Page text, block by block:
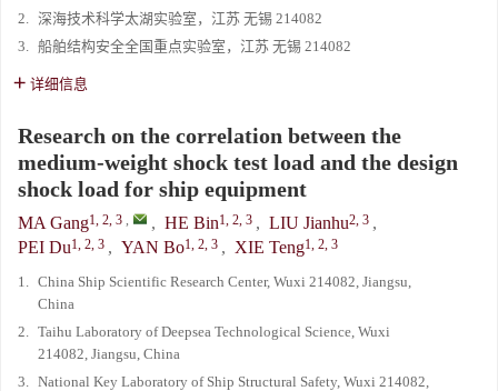
2. 深海技术科学太湖实验室，江苏 无锡 214082
3. 船舶结构安全全国重点实验室，江苏 无锡 214082
详细信息
Research on the correlation between the
medium-weight shock test load and the design
shock load for ship equipment
MA Gang1, 2, 3 , , HE Bin1, 2, 3 , LIU Jianhu2, 3 ,
PEI Du1, 2, 3 , YAN Bo1, 2, 3 , XIE Teng1, 2, 3
1. China Ship Scientific Research Center, Wuxi 214082, Jiangsu,
China
2. Taihu Laboratory of Deepsea Technological Science, Wuxi
214082, Jiangsu, China
3. National Key Laboratory of Ship Structural Safety, Wuxi 214082,